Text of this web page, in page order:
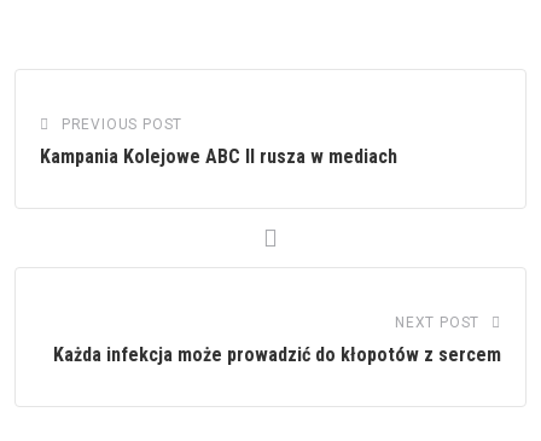
PREVIOUS POST
Kampania Kolejowe ABC II rusza w mediach
NEXT POST
Każda infekcja może prowadzić do kłopotów z sercem